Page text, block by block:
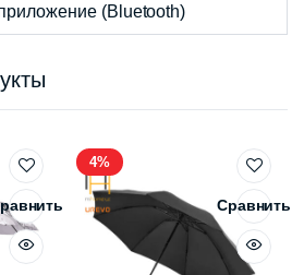
(Bluetooth)
4%
Сравнить